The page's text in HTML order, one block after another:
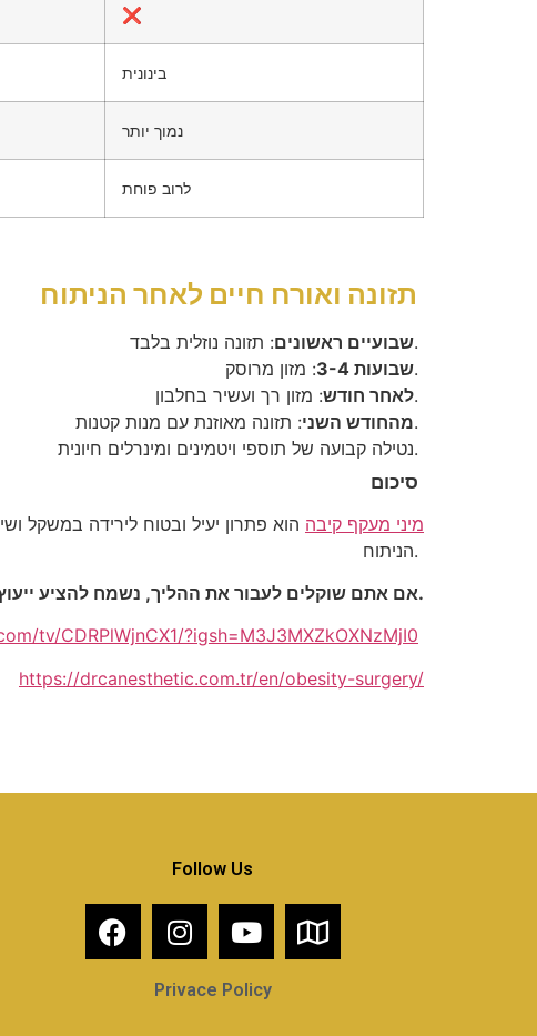
❌
בינונית
נמוך יותר
לרוב פוחת
תזונה ואורח חיים לאחר הניתוח
שבועיים ראשונים: תזונה נוזלית בלבד.
שבועות 3-4: מזון מרוסק.
לאחר חודש: מזון רך ועשיר בחלבון.
מהחודש השני: תזונה מאוזנת עם מנות קטנות.
נטילה קבועה של תוספי ויטמינים ומינרלים חיונית.
סיכום
מיני מעקף קיבה הוא פתרון יעיל ובטוח לירידה במשקל
הניתוח.
אם אתם שוקלים לעבור את ההליך, נשמח להציע ייעוץ חינם עם המומחים שלנו ולתכנן יחד את תהליך הטיפול המתאים עבורכם.
tv/CDRPlWjnCX1/?igsh=M3J3MXZkOXNzMjI0
https://drcanesthetic.com.tr/en/obesity-surgery/
Follow Us
Privace Policy